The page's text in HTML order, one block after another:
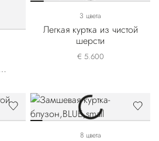
3 цвета
Легкая куртка из чистой
шерсти
€ 5.600
8 цвета